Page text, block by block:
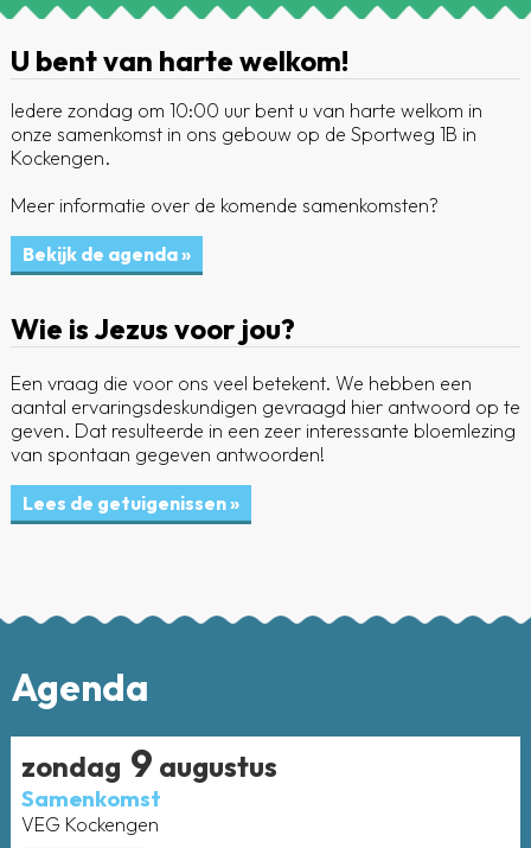
U bent van harte welkom!
Iedere zondag om 10:00 uur bent u van harte welkom in
onze samenkomst in ons gebouw op de Sportweg 1B in
Kockengen.
Meer informatie over de komende samenkomsten?
Wie is Jezus voor jou?
Een vraag die voor ons veel betekent. We hebben een
aantal ervaringsdeskundigen gevraagd hier antwoord op te
geven. Dat resulteerde in een zeer interessante bloemlezing
van spontaan gegeven antwoorden!
Agenda
zondag 9 augustus
Samenkomst
VEG Kockengen